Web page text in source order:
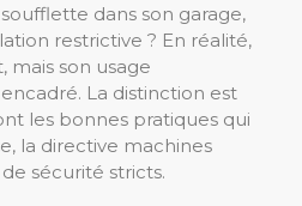
dans son garage,
restrictive ? En réalité,
mais son usage
La distinction est
les bonnes pratiques qui
la directive machines
sécurité stricts.